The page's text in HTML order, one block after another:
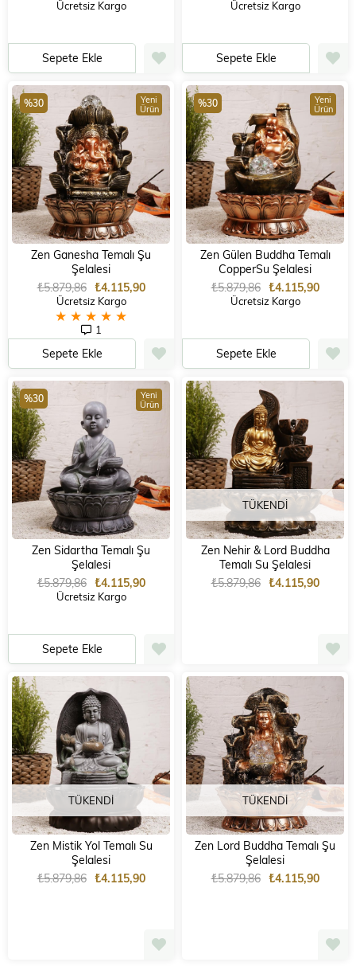
Sepete Ekle
Ücretsiz Kargo
Sepete Ekle
Ücretsiz Kargo
Zen Ganesha Temalı Şu
Şelalesi
★ ★ ★ ★ ★
1
₺4.115,90
₺5.879,86
Sepete Ekle
%30
Ücretsiz Kargo
Yeni
Ürün
Zen Gülen Buddha Temalı
CopperSu Şelalesi
₺4.115,90
₺5.879,86
Sepete Ekle
%30
Ücretsiz Kargo
Yeni
Ürün
Zen Sidartha Temalı Şu
Şelalesi
₺4.115,90
₺5.879,86
Sepete Ekle
%30
Ücretsiz Kargo
Yeni
Ürün
TÜKENDI
Zen Nehir & Lord Buddha
Temalı Su Şelalesi
₺4.115,90
₺5.879,86
TÜKENDI
Zen Mistik Yol Temalı Su
Şelalesi
₺4.115,90
₺5.879,86
TÜKENDI
Zen Lord Buddha Temalı Şu
Şelalesi
₺4.115,90
₺5.879,86